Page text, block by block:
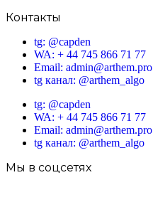
Контакты
tg: @capden
WA: + 44 745 866 71 77
Email: admin@arthem.pro
tg канал: @arthem_algo
tg: @capden
WA: + 44 745 866 71 77
Email: admin@arthem.pro
tg канал: @arthem_algo
Мы в соцсетях